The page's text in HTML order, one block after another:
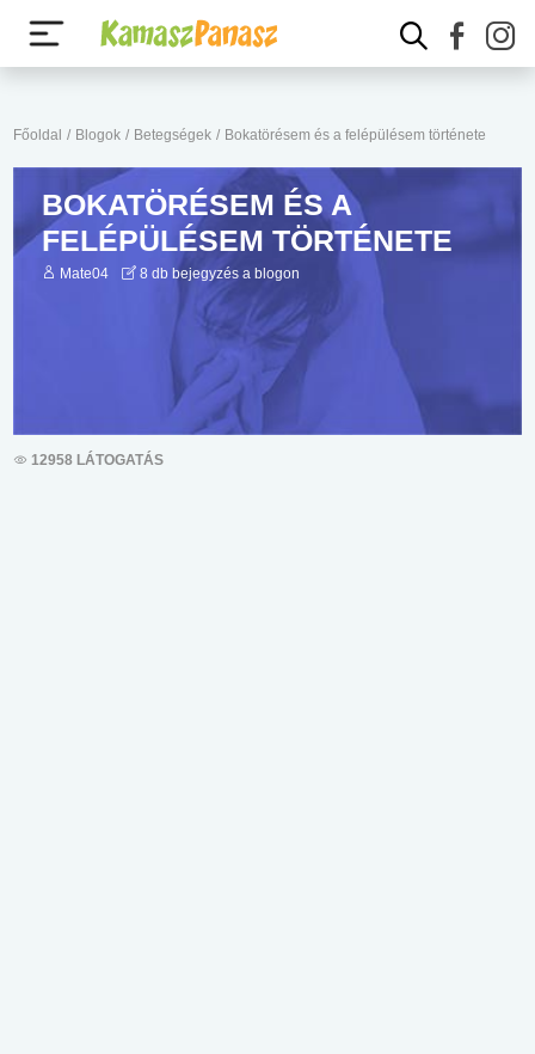
Főoldal / Blogok / Betegségek / Bokatörésem és a felépülésem története
BOKATÖRÉSEM ÉS A
FELÉPÜLÉSEM TÖRTÉNETE
Mate04 8 db bejegyzés a blogon
12958 LÁTOGATÁS